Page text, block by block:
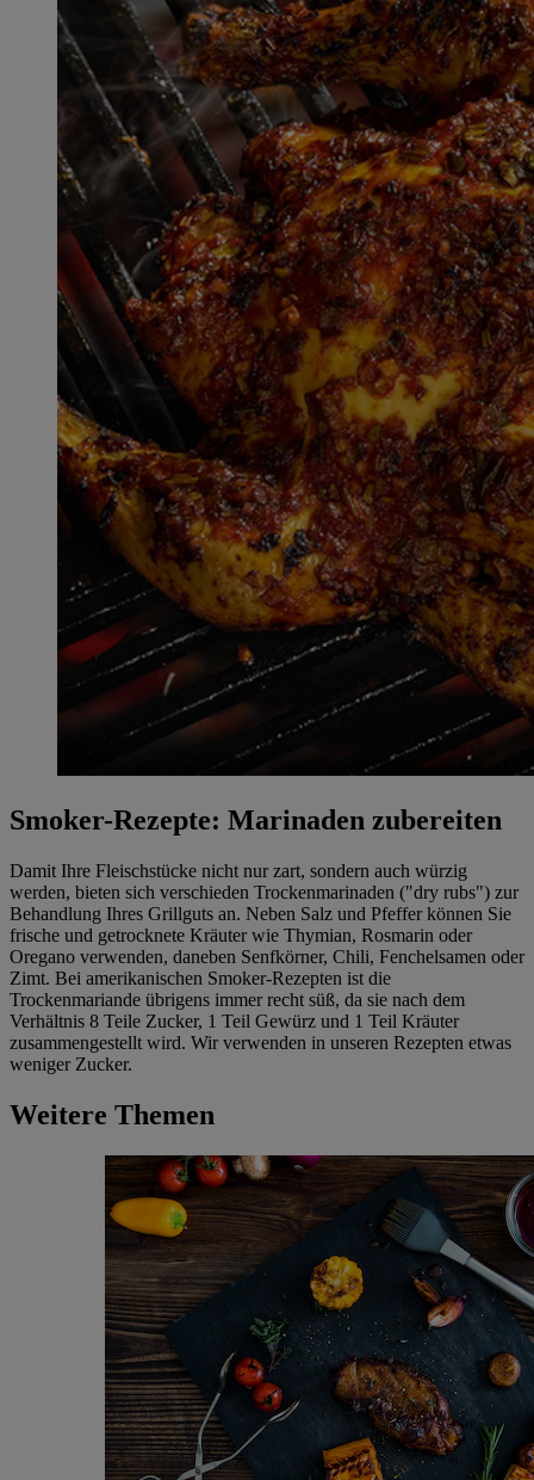
Smoker-Rezepte: Marinaden zubereiten
Damit Ihre Fleischstücke nicht nur zart, sondern auch würzig
werden, bieten sich verschieden Trockenmarinaden ("dry rubs") zur
Behandlung Ihres Grillguts an. Neben Salz und Pfeffer können Sie
frische und getrocknete Kräuter wie Thymian, Rosmarin oder
Oregano verwenden, daneben Senfkörner, Chili, Fenchelsamen oder
Zimt. Bei amerikanischen Smoker-Rezepten ist die
Trockenmariande übrigens immer recht süß, da sie nach dem
Verhältnis 8 Teile Zucker, 1 Teil Gewürz und 1 Teil Kräuter
zusammengestellt wird. Wir verwenden in unseren Rezepten etwas
weniger Zucker.
Weitere Themen